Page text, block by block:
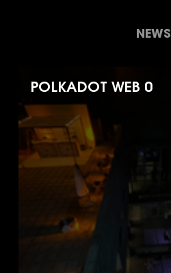
NEWS
POLKADOT WEB 0